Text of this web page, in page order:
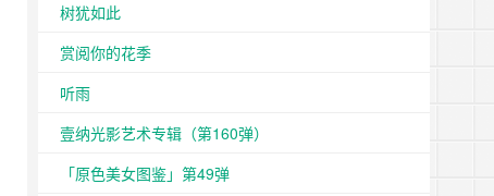
树犹如此
赏阅你的花季
听雨
壹纳光影艺术专辑（第160弹）
「原色美女图鉴」第49弹